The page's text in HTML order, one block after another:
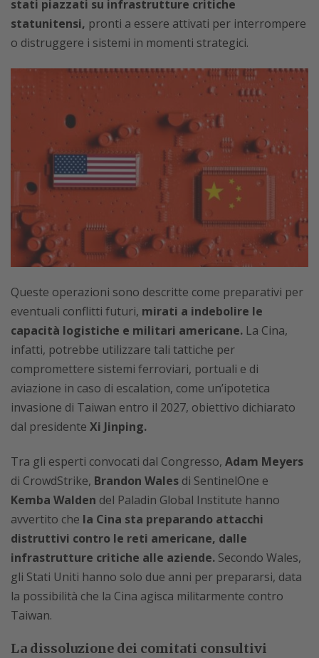
stati piazzati su infrastrutture critiche
statunitensi, pronti a essere attivati per interrompere
o distruggere i sistemi in momenti strategici.
Queste operazioni sono descritte come preparativi per
eventuali conflitti futuri, mirati a indebolire le
capacità logistiche e militari americane. La Cina,
infatti, potrebbe utilizzare tali tattiche per
compromettere sistemi ferroviari, portuali e di
aviazione in caso di escalation, come un’ipotetica
invasione di Taiwan entro il 2027, obiettivo dichiarato
dal presidente Xi Jinping.
Tra gli esperti convocati dal Congresso, Adam Meyers
di CrowdStrike, Brandon Wales di SentinelOne e
Kemba Walden del Paladin Global Institute hanno
avvertito che la Cina sta preparando attacchi
distruttivi contro le reti americane, dalle
infrastrutture critiche alle aziende. Secondo Wales,
gli Stati Uniti hanno solo due anni per prepararsi, data
la possibilità che la Cina agisca militarmente contro
Taiwan.
La dissoluzione dei comitati consultivi